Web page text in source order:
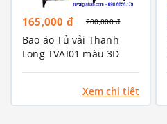
165,000 đ 200,000 đ
Bao áo Tủ vải Thanh
Long TVAI01 màu 3D
Xem chi tiết